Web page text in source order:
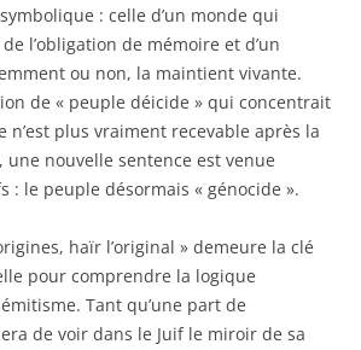
: celle d’un monde qui
l’obligation de mémoire et d’un
ou non, la maintient vivante.
de « peuple déicide » qui concentrait
n’est plus vraiment recevable après la
une nouvelle sentence est venue
: le peuple désormais « génocide ».
haïr l’original » demeure la clé
pour comprendre la logique
Tant qu’une part de
de voir dans le Juif le miroir de sa